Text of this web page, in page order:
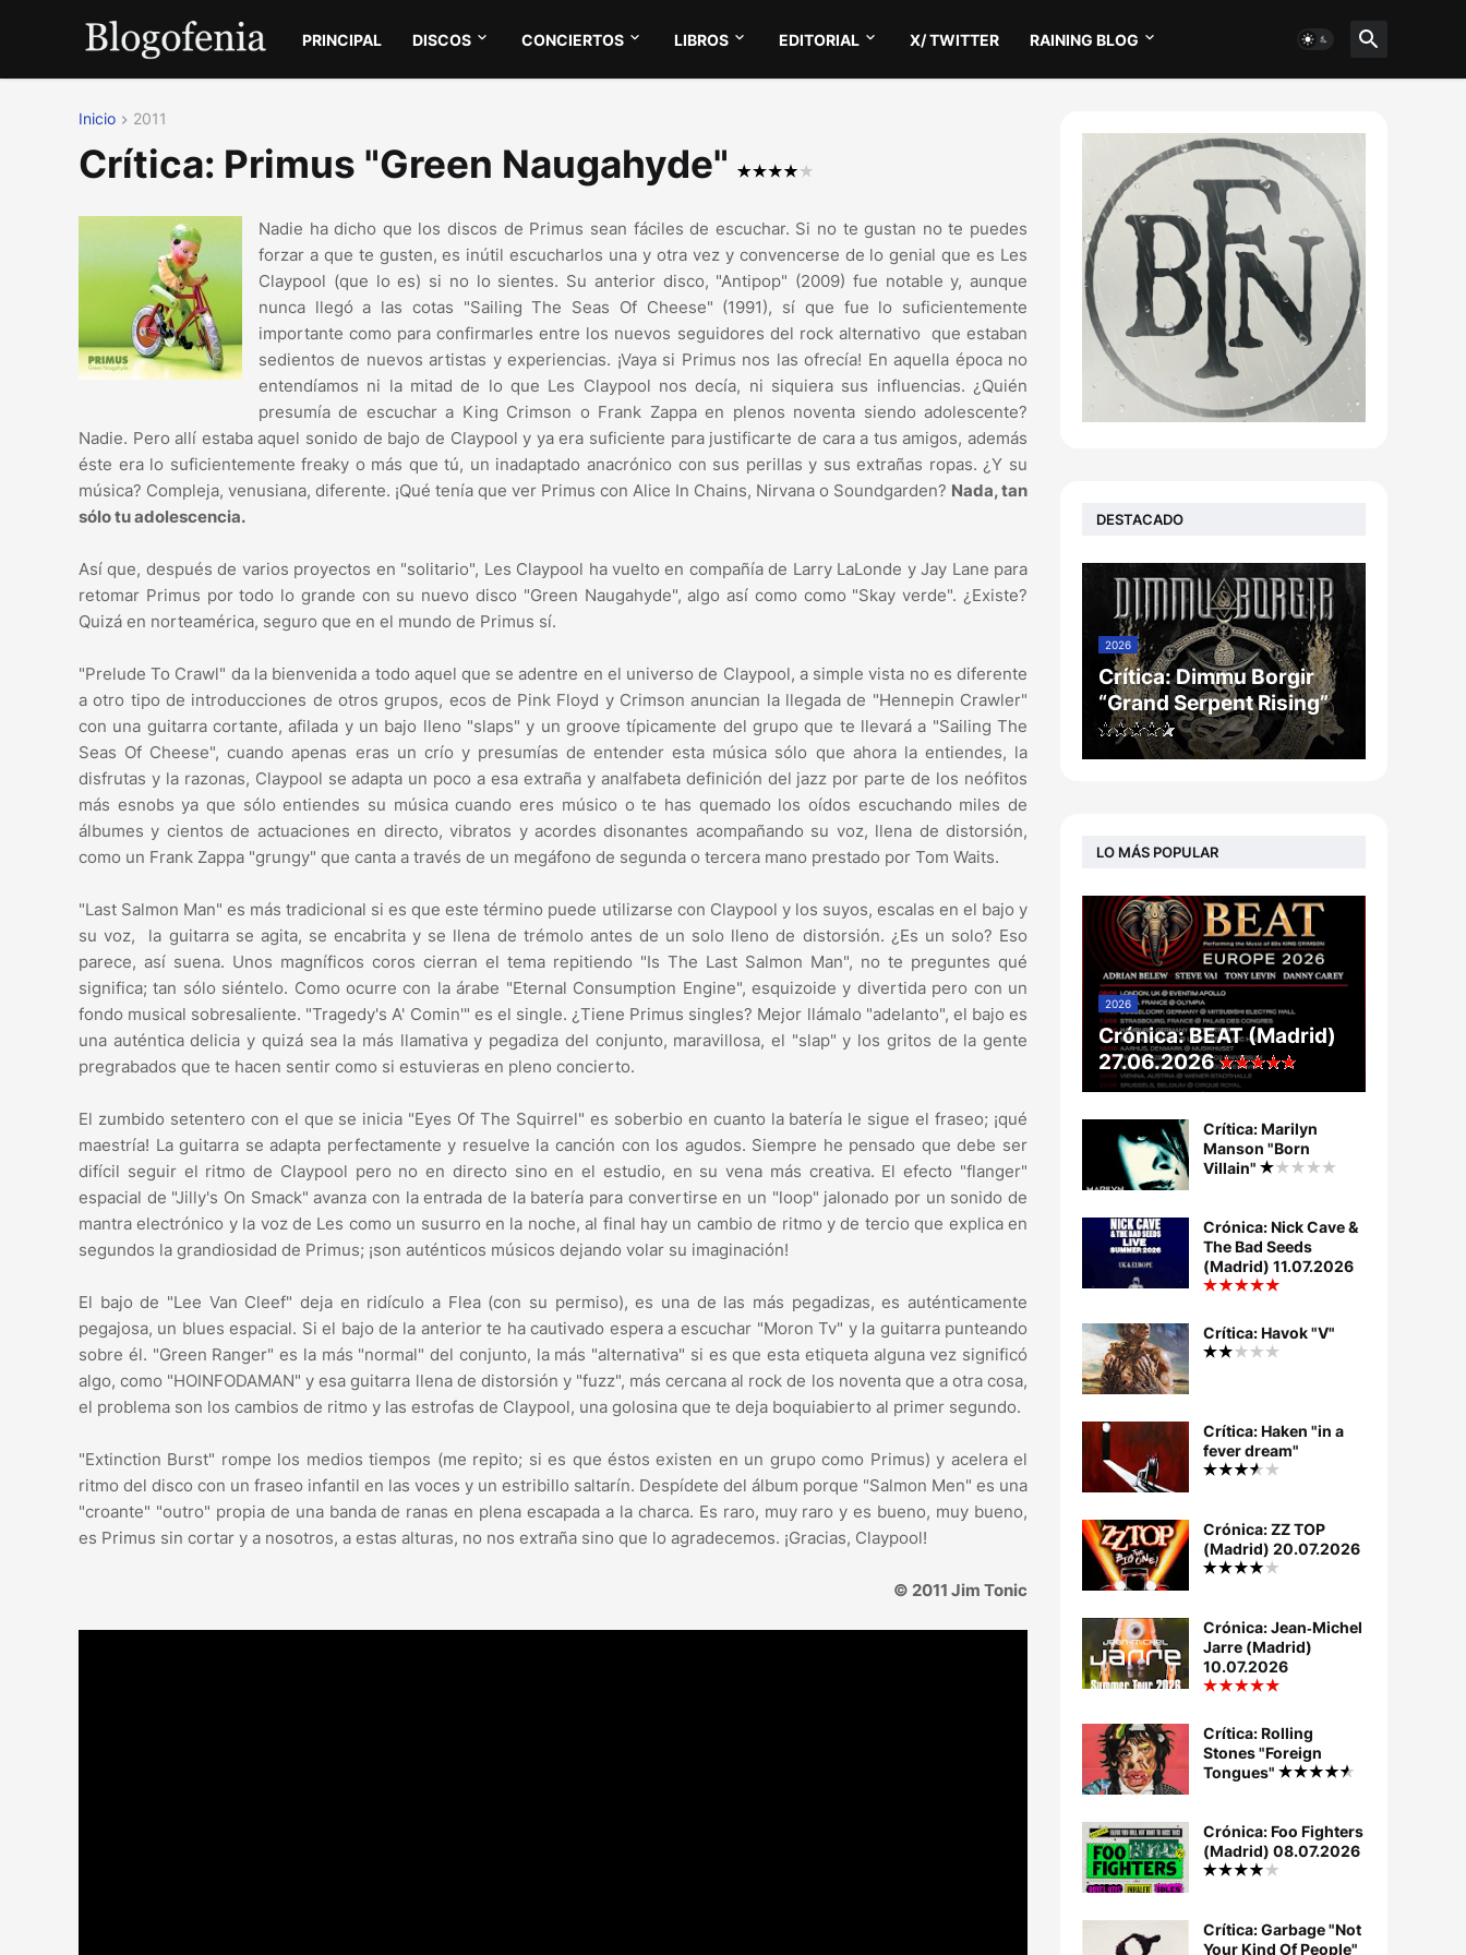
PRINCIPAL DISCOS CONCIERTOS LIBROS EDITORIAL X/ TWITTER RAINING BLOG
Inicio 2011
Crítica: Primus "Green Naugahyde"
Nadie ha dicho que los discos de Primus sean fáciles de escuchar. Si no te gustan no te puedes
forzar a que te gusten, es inútil escucharlos una y otra vez y convencerse de lo genial que es Les
Claypool (que lo es) si no lo sientes. Su anterior disco, "Antipop" (2009) fue notable y, aunque
nunca llegó a las cotas "Sailing The Seas Of Cheese" (1991), sí que fue lo suficientemente
importante como para confirmarles entre los nuevos seguidores del rock alternativo que estaban
sedientos de nuevos artistas y experiencias. ¡Vaya si Primus nos las ofrecía! En aquella época no
entendíamos ni la mitad de lo que Les Claypool nos decía, ni siquiera sus influencias. ¿Quién
presumía de escuchar a King Crimson o Frank Zappa en plenos noventa siendo adolescente?
Nadie. Pero allí estaba aquel sonido de bajo de Claypool y ya era suficiente para justificarte de cara a tus amigos, además
éste era lo suficientemente freaky o más que tú, un inadaptado anacrónico con sus perillas y sus extrañas ropas. ¿Y su
música? Compleja, venusiana, diferente. ¡Qué tenía que ver Primus con Alice In Chains, Nirvana o Soundgarden? Nada, tan
sólo tu adolescencia.
Así que, después de varios proyectos en "solitario", Les Claypool ha vuelto en compañía de Larry LaLonde y Jay Lane para
retomar Primus por todo lo grande con su nuevo disco "Green Naugahyde", algo así como como "Skay verde". ¿Existe?
Quizá en norteamérica, seguro que en el mundo de Primus sí.
"Prelude To Crawl" da la bienvenida a todo aquel que se adentre en el universo de Claypool, a simple vista no es diferente
a otro tipo de introducciones de otros grupos, ecos de Pink Floyd y Crimson anuncian la llegada de "Hennepin Crawler"
con una guitarra cortante, afilada y un bajo lleno "slaps" y un groove típicamente del grupo que te llevará a "Sailing The
Seas Of Cheese", cuando apenas eras un crío y presumías de entender esta música sólo que ahora la entiendes, la
disfrutas y la razonas, Claypool se adapta un poco a esa extraña y analfabeta definición del jazz por parte de los neófitos
más esnobs ya que sólo entiendes su música cuando eres músico o te has quemado los oídos escuchando miles de
álbumes y cientos de actuaciones en directo, vibratos y acordes disonantes acompañando su voz, llena de distorsión,
como un Frank Zappa "grungy" que canta a través de un megáfono de segunda o tercera mano prestado por Tom Waits.
"Last Salmon Man" es más tradicional si es que este término puede utilizarse con Claypool y los suyos, escalas en el bajo y
su voz, la guitarra se agita, se encabrita y se llena de trémolo antes de un solo lleno de distorsión. ¿Es un solo? Eso
parece, así suena. Unos magníficos coros cierran el tema repitiendo "Is The Last Salmon Man", no te preguntes qué
significa; tan sólo siéntelo. Como ocurre con la árabe "Eternal Consumption Engine", esquizoide y divertida pero con un
fondo musical sobresaliente. "Tragedy's A' Comin'" es el single. ¿Tiene Primus singles? Mejor llámalo "adelanto", el bajo es
una auténtica delicia y quizá sea la más llamativa y pegadiza del conjunto, maravillosa, el "slap" y los gritos de la gente
pregrabados que te hacen sentir como si estuvieras en pleno concierto.
El zumbido setentero con el que se inicia "Eyes Of The Squirrel" es soberbio en cuanto la batería le sigue el fraseo; ¡qué
maestría! La guitarra se adapta perfectamente y resuelve la canción con los agudos. Siempre he pensado que debe ser
difícil seguir el ritmo de Claypool pero no en directo sino en el estudio, en su vena más creativa. El efecto "flanger"
espacial de "Jilly's On Smack" avanza con la entrada de la batería para convertirse en un "loop" jalonado por un sonido de
mantra electrónico y la voz de Les como un susurro en la noche, al final hay un cambio de ritmo y de tercio que explica en
segundos la grandiosidad de Primus; ¡son auténticos músicos dejando volar su imaginación!
El bajo de "Lee Van Cleef" deja en ridículo a Flea (con su permiso), es una de las más pegadizas, es auténticamente
pegajosa, un blues espacial. Si el bajo de la anterior te ha cautivado espera a escuchar "Moron Tv" y la guitarra punteando
sobre él. "Green Ranger" es la más "normal" del conjunto, la más "alternativa" si es que esta etiqueta alguna vez significó
algo, como "HOINFODAMAN" y esa guitarra llena de distorsión y "fuzz", más cercana al rock de los noventa que a otra cosa,
el problema son los cambios de ritmo y las estrofas de Claypool, una golosina que te deja boquiabierto al primer segundo.
"Extinction Burst" rompe los medios tiempos (me repito; si es que éstos existen en un grupo como Primus) y acelera el
ritmo del disco con un fraseo infantil en las voces y un estribillo saltarín. Despídete del álbum porque "Salmon Men" es una
"croante" "outro" propia de una banda de ranas en plena escapada a la charca. Es raro, muy raro y es bueno, muy bueno,
es Primus sin cortar y a nosotros, a estas alturas, no nos extraña sino que lo agradecemos. ¡Gracias, Claypool!
© 2011 Jim Tonic
DESTACADO
2026
Crítica: Dimmu Borgir
“Grand Serpent Rising”
LO MÁS POPULAR
2026
Crónica: BEAT (Madrid)
27.06.2026
Crítica: Marilyn
Manson "Born
Villain"
Crónica: Nick Cave &
The Bad Seeds
(Madrid) 11.07.2026
Crítica: Havok "V"
Crítica: Haken "in a
fever dream"
Crónica: ZZ TOP
(Madrid) 20.07.2026
Crónica: Jean‐Michel
Jarre (Madrid)
10.07.2026
Crítica: Rolling
Stones "Foreign
Tongues"
Crónica: Foo Fighters
(Madrid) 08.07.2026
Crítica: Garbage "Not
Your Kind Of People"